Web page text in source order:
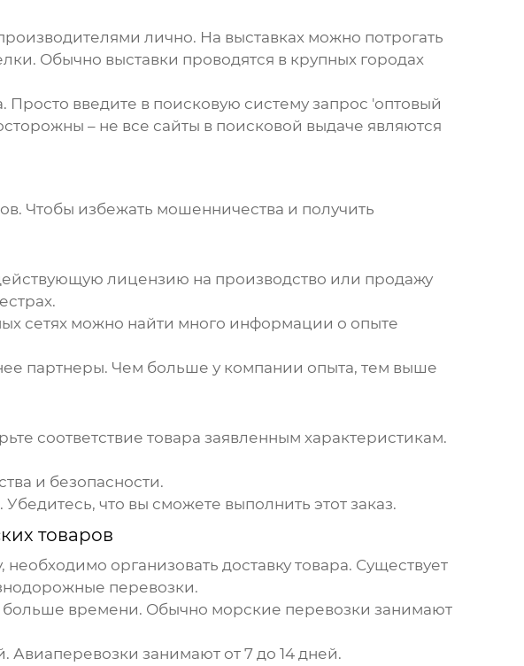
лично. На выставках можно потрогать
Обычно выставки проводятся в крупных городах
Просто введите в поисковую систему запрос 'оптовый
– не все сайты в поисковой выдаче являются
. Чтобы избежать мошенничества и получить
лицензию на производство или продажу
сетях можно найти много информации о опыте
партнеры. Чем больше у компании опыта, тем выше
соответствие товара заявленным характеристикам.
и безопасности.
что вы сможете выполнить этот заказ.
товаров
организовать доставку товара. Существует
перевозки.
времени. Обычно морские перевозки занимают
Авиаперевозки занимают от 7 до 14 дней.